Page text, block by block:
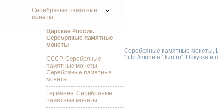
Серебряные памятные
монеты
Царская Россия.
Серебряные памятные
монеты
СССР. Серебряные
памятные монеты.
Серебряные памятные
монеты
Германия. Серебряные
памятные монеты
Серебряные памятные монеты,
"http://moneta.1kzn.ru". Покупка и